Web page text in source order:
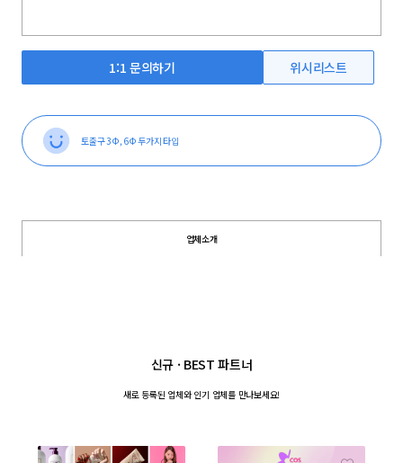
1:1 문의하기 위시리스트
토출구 3Φ, 6Φ 두가지 타입
업체소개
신규 · BEST 파트너
새로 등록된 업체와인기 업체를 만나보세요!